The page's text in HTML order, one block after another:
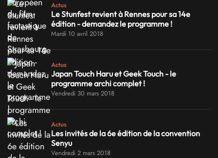
Actus
Le Stunfest revient à Rennes pour sa 14e
édition - demandez le programme !
Mardi 10 avril 2018
Actus
Japan Touch Haru et Geek Touch - le
programme archi complet !
Vendredi 30 mars 2018
Actus
Les invités de la 6e édition de la convention
Senyu
Vendredi 2 mars 2018